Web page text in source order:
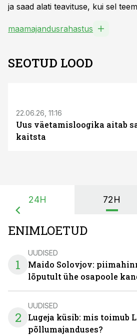
ja saad alati teavituse, kui sel
maamajandusrahastus
SEOTUD LOOD
22.06.26, 11:16
Uus väetamisloogika aitab
kaitsta
24H 72H
ENIMLOETUD
1
UUDISED
Maido Solovjov:
lõputult ühe osapoole
2
UUDISED
Lugeja küsib: mis toimub
põllumajanduses?